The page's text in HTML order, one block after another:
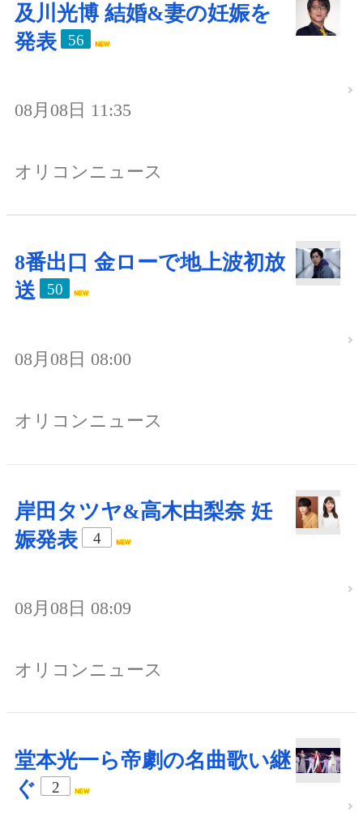
及川光博 結婚&妻の妊娠を
発表
56
08月08日 11:35
オリコンニュース
8番出口 金ローで地上波初放
送
50
08月08日 08:00
オリコンニュース
岸田タツヤ&高木由梨奈 妊
娠発表
4
08月08日 08:09
オリコンニュース
堂本光一ら帝劇の名曲歌い継
ぐ
2